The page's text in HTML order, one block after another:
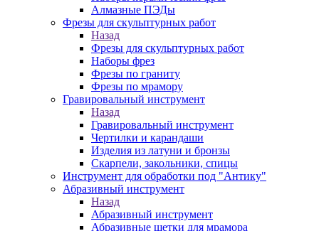
Алмазные ПЭДы
Фрезы для скульптурных работ
Назад
Фрезы для скульптурных работ
Наборы фрез
Фрезы по граниту
Фрезы по мрамору
Гравировальный инструмент
Назад
Гравировальный инструмент
Чертилки и карандаши
Изделия из латуни и бронзы
Скарпели, закольники, спицы
Инструмент для обработки под "Антику"
Абразивный инструмент
Назад
Абразивный инструмент
Абразивные щетки для мрамора